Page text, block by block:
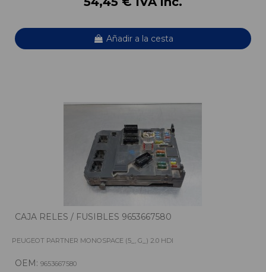
Añadir a la cesta
CAJA RELES / FUSIBLES 9653667580
PEUGEOT PARTNER MONOSPACE (5_, G_) 2.0 HDI
OEM: 9653667580